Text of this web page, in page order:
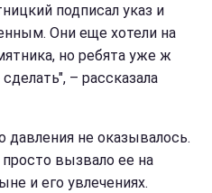
подписал указ и
Они еще хотели на
но ребята уже ж
– рассказала
давления не оказывалось.
вызвало ее на
и его увлечениях.